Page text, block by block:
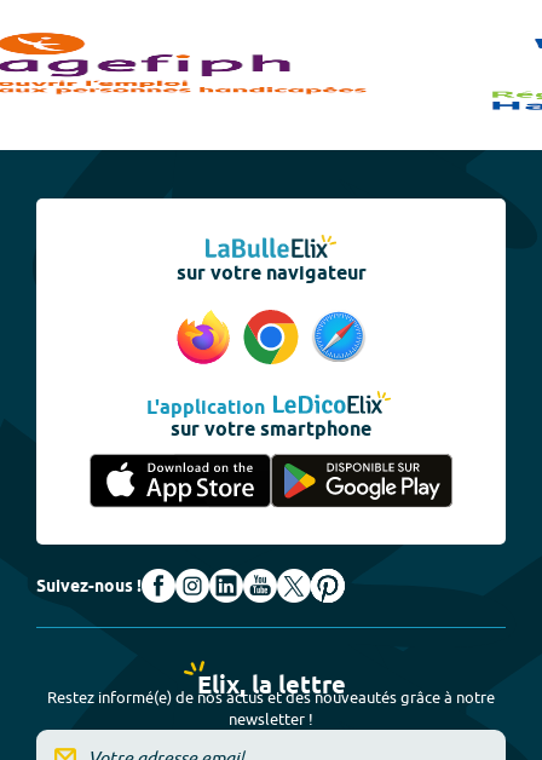
sur votre navigateur
L'application
sur votre smartphone
Suivez-nous !
Elix, la lettre
Restez informé(e) de nos actus et des nouveautés grâce à notre
newsletter !